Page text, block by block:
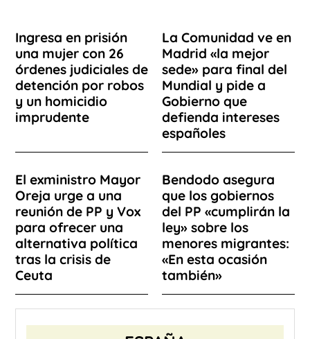
Ingresa en prisión
una mujer con 26
órdenes judiciales de
detención por robos
y un homicidio
imprudente
La Comunidad ve en
Madrid «la mejor
sede» para final del
Mundial y pide a
Gobierno que
defienda intereses
españoles
El exministro Mayor
Oreja urge a una
reunión de PP y Vox
para ofrecer una
alternativa política
tras la crisis de
Ceuta
Bendodo asegura
que los gobiernos
del PP «cumplirán la
ley» sobre los
menores migrantes:
«En esta ocasión
también»